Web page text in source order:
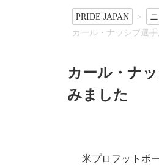
PRIDE JAPAN
カール・ナッシブ選
カール・ナ
みました
米プロフットボ